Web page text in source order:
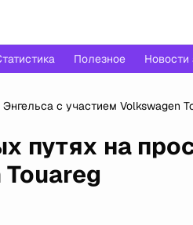
Полезное Новости
с участием Volkswagen
путях на